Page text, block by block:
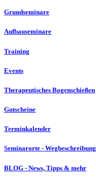
Grundseminare
Aufbauseminare
Training
Events
Therapeutisches Bogenschießen
Gutscheine
Terminkalender
Seminarorte - Wegbeschreibung
BLOG - News, Tipps & mehr